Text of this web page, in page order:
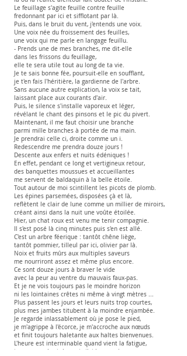
Le feuillage s'agite feuille contre feuille
fredonnant par ici et sifflotant par là.
Puis, dans le bruit du vent, j'entends une voix.
Une voix née du froissement des feuilles,
une voix qui me parle en langage feuillu.
- Prends une de mes branches, me dit-elle
dans les frissons du feuillage,
elle te sera utile tout au long de ta vie.
Je te sais bonne fée, poursuit-elle en soufflant,
je t'en fais l'héritière, la gardienne de l'arbre.
Sans aucune autre explication, la voix se tait,
laissant place aux courants d'air.
Puis, le silence s'installe vaporeux et léger,
révélant le chant des pinsons et le pic du pivert.
Maintenant, il me faut choisir une branche
parmi mille branches à portée de ma main.
Je prendrai celle ci, droite comme un i.
Redescendre me prendra douze jours !
Descente aux enfers et nuits édéniques !
En effet, pendant ce long et vertigineux retour,
des banquettes moussues et accueillantes
me servent de baldaquin à la belle étoile.
Tout autour de moi scintillent les picots de plomb.
Les épines parsemées, disposées çà et là,
reflètent le clair de lune comme un millier de miroirs,
créant ainsi dans la nuit une voûte étoilée.
Hier, un chat roux est venu me tenir compagnie.
Il s'est posé là cinq minutes puis s'en est allé.
C'est un arbre féerique : tantôt chêne liège,
tantôt pommier, tilleul par ici, olivier par là.
Noix et fruits mûrs aux multiples saveurs
me nourriront assez et même plus encore.
Ce sont douze jours à braver le vide
avec la peur au ventre du mauvais faux-pas.
Et je ne vois toujours pas le moindre horizon
ni les lointaines crêtes ni même à vingt mètres ...
Plus passent les jours et leurs nuits trop courtes,
plus mes jambes titubent à la moindre enjambée.
Je regarde inlassablement où je pose le pied,
je m'agrippe à l'écorce, je m'accroche aux nœuds
et finit toujours haletante aux haltes bienvenues.
L'heure est interminable quand vient la fatigue,
je me sens épuisée mais j'ai le cœur heureux.